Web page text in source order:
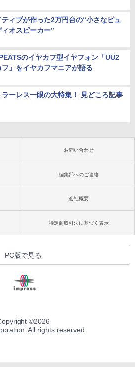
ティブが作った2万円台の“小さなピュ
ィオスピーカー”
のイヤカフ型イヤフォン「UU2
フ」をイヤカフマニアが語る
ラーレス一眼の大特集！ 見どころ記事
お問い合わせ
編集部へのご連絡
会社概要
特定商取引法に基づく表示
PC版で見る
©2026
All rights reserved.